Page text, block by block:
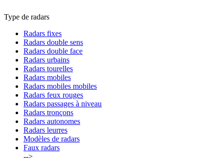
Type de radars
Radars fixes
Radars double sens
Radars double face
Radars urbains
Radars tourelles
Radars mobiles
Radars mobiles mobiles
Radars feux rouges
Radars passages à niveau
Radars tronçons
Radars autonomes
Radars leurres
Modèles de radars
Faux radars
-->